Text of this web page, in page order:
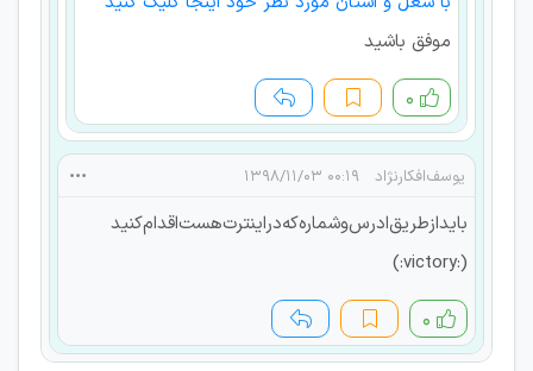
موفق باشید
۰
یوسف‌افکارنژاد ۰۰:۱۹ ۱۳۹۸/۱۱/۰۳
باید‌از‌طریق‌ادرس‌وشماره‌که‌دراینترت‌هست‌اقدام‌کنید
(:victory:)
۰